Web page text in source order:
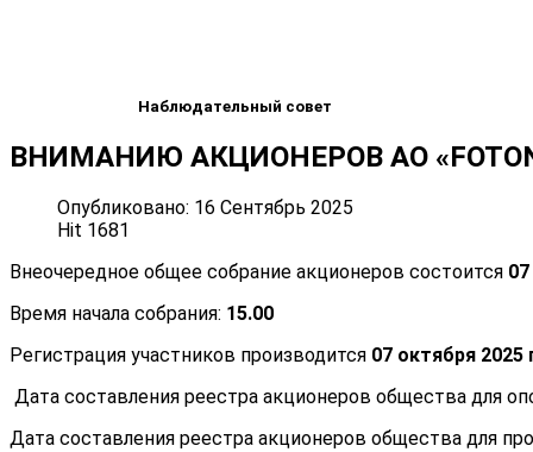
Наблюдательный совет
ВНИМАНИЮ АКЦИОНЕРОВ АО
Опубликовано: 16 Сентябрь 2025
Hit 1681
Внеочередное общее собрание акционеров состоится
Время начала собрания: 15.00
Регистрация участников производится 07 октября 2025
Дата составления реестра акционеров общества для
Дата составления реестра акционеров общества для